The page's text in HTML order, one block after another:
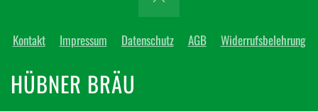
Kontakt Impressum Datenschutz AGB Widerrufsbelehrung
HÜBNER BRÄU